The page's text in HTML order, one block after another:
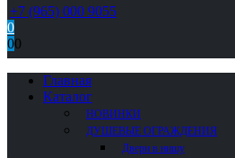
+7 (965) 000 9055
0
00
Главная
Каталог
НОВИНКИ
ДУШЕВЫЕ ОГРАЖДЕНИЯ
Двери в нишу